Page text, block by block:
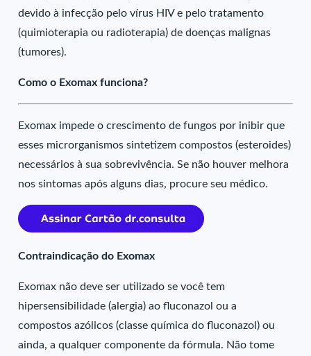
devido à infecção pelo vírus HIV e pelo tratamento
(quimioterapia ou radioterapia) de doenças malignas
(tumores).
Como o Exomax funciona?
Exomax impede o crescimento de fungos por inibir que
esses microrganismos sintetizem compostos (esteroides)
necessários à sua sobrevivência. Se não houver melhora
nos sintomas após alguns dias, procure seu médico.
Contraindicação do Exomax
Exomax não deve ser utilizado se você tem
hipersensibilidade (alergia) ao fluconazol ou a
compostos azólicos (classe química do fluconazol) ou
ainda, a qualquer componente da fórmula. Não tome